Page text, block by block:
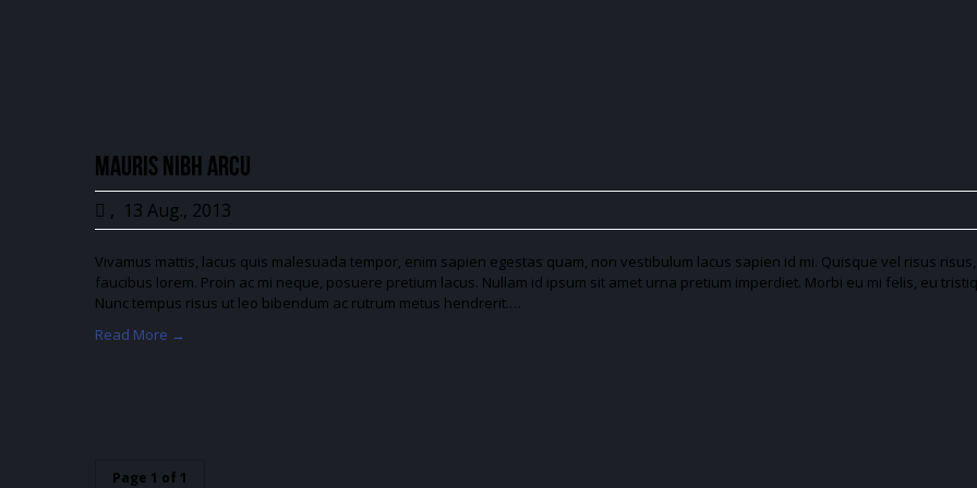
Mauris nibh arcu
, 13 Aug., 2013
Vivamus mattis, lacus quis malesuada tempor, enim sapien egestas quam, non vestibulum lacus sapien id mi. Quisque vel risus
faucibus lorem. Proin ac mi neque, posuere pretium lacus. Nullam id ipsum sit amet urna pretium imperdiet. Morbi eu mi felis, eu
Nunc tempus risus ut leo bibendum ac rutrum metus hendrerit.…
Read More →
Page 1 of 1